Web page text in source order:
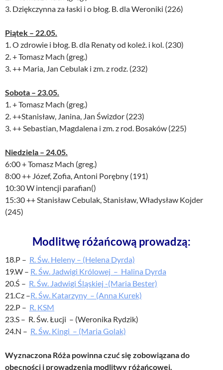
3. Dziękczynna za łaski i o błog. B. dla Weroniki (226)
Piątek – 22.05.
1. O zdrowie i błog. B. dla Renaty od koleż. i kol. (230)
2. + Tomasz Mach (greg.)
3. ++ Maria, Jan Cebulak i zm. z rodz. (232)
Sobota – 23.05.
1. + Tomasz Mach (greg.)
2. ++Stanisław, Janina, Jan Świzdor (223)
3. ++ Sebastian, Magdalena i zm. z rod. Bosaków (225)
Niedziela – 24.05.
6:00 + Tomasz Mach (greg.)
8:00 ++ Józef, Zofia, Antoni Porębny (191)
10:30 W intencji parafian()
15:30 ++ Stanisław Cebulak, Stanisław, Władysław Kojder
(245)
Modlitwę różańcową prowadzą:
18.P – R. Św. Heleny – (Helena Dyrda)
19.W – R. Św. Jadwigi Królowej – Halina Dyrda
20.Ś – R. Św. Jadwigi Śląskiej -(Maria Bester)
21.Cz –R. Św. Katarzyny – (Anna Kurek)
22.P – R. KSM
23.S – R. Św. Łucji – (Weronika Rydzik)
24.N – R. Św. Kingi – (Maria Golak)
Wyznaczona Róża powinna czuć się zobowiązana do
obecności i prowadzenia modlitwy różańcowej.